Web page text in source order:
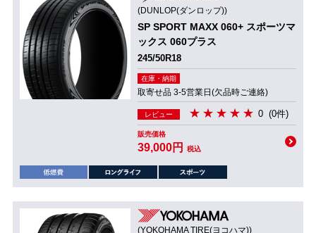
(DUNLOP(ダンロップ))
SP SPORT MAXX 060+ スポーツマ
ックス 060プラス
245/50R18
在庫・納期
取寄せ品 3-5営業日(欠品時ご連絡)
レビュー 0 (0件)
販売価格
39,000円 税込
(YOKOHAMA TIRE(ヨコハマ))